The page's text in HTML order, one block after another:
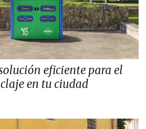
eficiente para el
en tu ciudad